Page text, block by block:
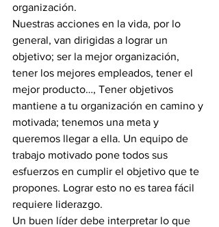
organización.
Nuestras acciones en la vida, por lo
general, van dirigidas a lograr un
objetivo; ser la mejor organización,
tener los mejores empleados, tener el
mejor producto…, Tener objetivos
mantiene a tu organización en camino y
motivada; tenemos una meta y
queremos llegar a ella. Un equipo de
trabajo motivado pone todos sus
esfuerzos en cumplir el objetivo que te
propones. Lograr esto no es tarea fácil
requiere liderazgo.
Un buen líder debe interpretar lo que